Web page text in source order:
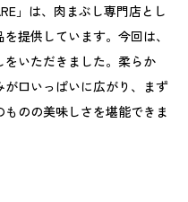
」は、肉まぶし専門店とし
提供しています。今回は、
いただきました。柔らか
口いっぱいに広がり、まず
のの美味しさを堪能できま